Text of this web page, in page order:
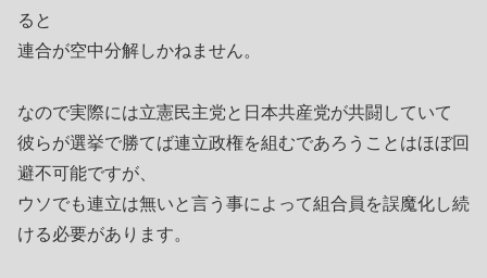
ると
連合が空中分解しかねません。
なので実際には立憲民主党と日本共産党が共闘していて
彼らが選挙で勝てば連立政権を組むであろうことはほぼ回
避不可能ですが、
ウソでも連立は無いと言う事によって組合員を誤魔化し続
ける必要があります。